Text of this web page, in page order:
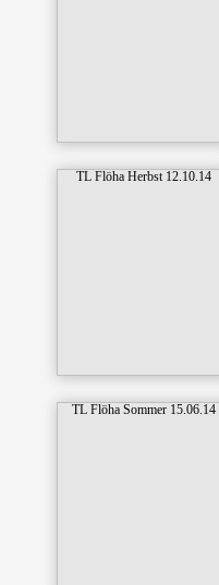
TL Flöha Herbst 12.10.14
TL Flöha Sommer 15.06.14